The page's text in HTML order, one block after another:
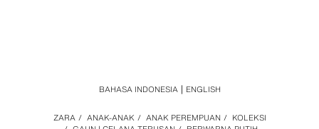
ZARA / ANAK-ANAK / ANAK PEREMPUAN / KOLEKSI
BAHASA INDONESIA ENGLISH